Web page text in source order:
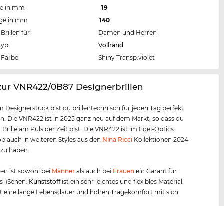
in mm
19
in mm
140
für
Damen und Herren
Vollrand
Shiny Transp.violet
VNR422/0B87 Designerbrillen
Designerstück bist du brillentechnisch für jeden Tag perfekt
Die VNR422 ist in 2025 ganz neu auf dem Markt, so dass du
Brille am Puls der Zeit bist. Die VNR422 ist im Edel-Optics
auch in weiteren Styles aus den Nina Ricci Kollektionen 2024
haben.
ist sowohl bei Männer als auch bei Frauen ein Garant für
)Sehen. Kunststoffist ein sehr leichtes und flexibles Material.
eine lange Lebensdauer und hohen Tragekomfort mit sich.